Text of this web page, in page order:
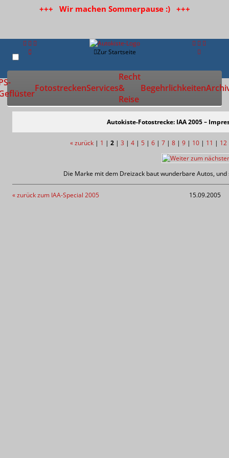
+++ Wir machen Sommerpause :) +++
Zur Startseite
FotostreckenServices
Recht
&
Reise
Begehrlichkeiten
Autokiste-Fotostrecke: IAA 2005 –
« zurück | 1 | 2 | 3 | 4 | 5 | 6 | 7 | 8 | 9 | 10 | 11 | 12
Die Marke mit dem Dreizack baut wunderbare Autos,
« zurück zum IAA-Special 2005 15.09.2005